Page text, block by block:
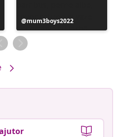
Postare
publicată
de
mum3boys2022